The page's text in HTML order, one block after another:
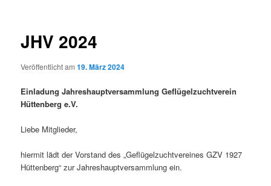
JHV 2024
Veröffentlicht am19. März 2024
Einladung Jahreshauptversammlung Geflügelzuchtverein
Hüttenberg e.V.
Liebe Mitglieder,
hiermit lädt der Vorstand des „Geflügelzuchtvereines GZV 1927
Hüttenberg“ zur Jahreshauptversammlung ein.